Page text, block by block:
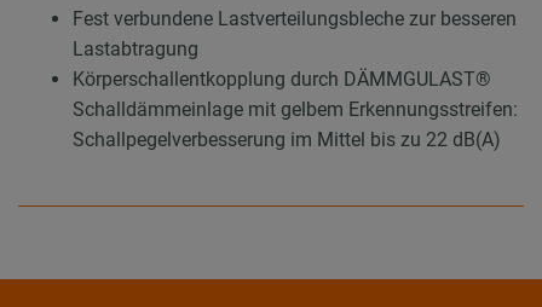
Fest verbundene Lastverteilungsbleche zur besseren
Lastabtragung
Körperschallentkopplung durch DÄMMGULAST®
Schalldämmeinlage mit gelbem Erkennungsstreifen:
Schallpegelverbesserung im Mittel bis zu 22 dB(A)